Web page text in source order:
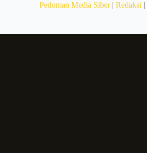
Pedoman Media Siber| Redaksi